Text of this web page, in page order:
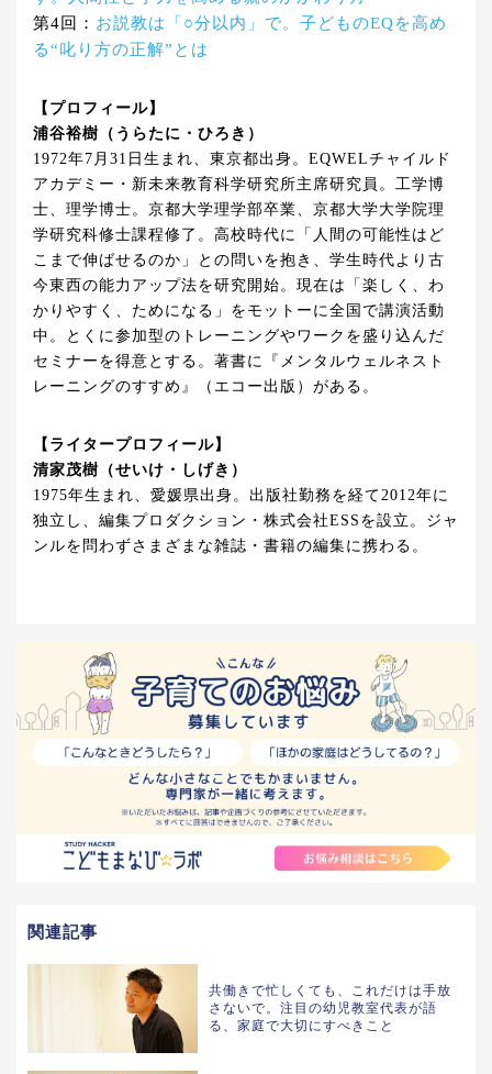
第4回： お説教は「○分以内」で。子どものEQを高め
る“叱り方の正解”とは
【プロフィール】
浦谷裕樹（うらたに・ひろき）
1972年7月31日生まれ、東京都出身。EQWELチャイルド
アカデミー・新未来教育科学研究所主席研究員。工学博
士、理学博士。京都大学理学部卒業、京都大学大学院理
学研究科修士課程修了。高校時代に「人間の可能性はど
こまで伸ばせるのか」との問いを抱き、学生時代より古
今東西の能力アップ法を研究開始。現在は「楽しく、わ
かりやすく、ためになる」をモットーに全国で講演活動
中。とくに参加型のトレーニングやワークを盛り込んだ
セミナーを得意とする。著書に『メンタルウェルネスト
レーニングのすすめ』（エコー出版）がある。
【ライタープロフィール】
清家茂樹（せいけ・しげき）
1975年生まれ、愛媛県出身。出版社勤務を経て2012年に
独立し、編集プロダクション・株式会社ESSを設立。ジャ
ンルを問わずさまざまな雑誌・書籍の編集に携わる。
関連記事
共働きで忙しくても、これだけは手放
さないで。注目の幼児教室代表が語
る、家庭で大切にすべきこと